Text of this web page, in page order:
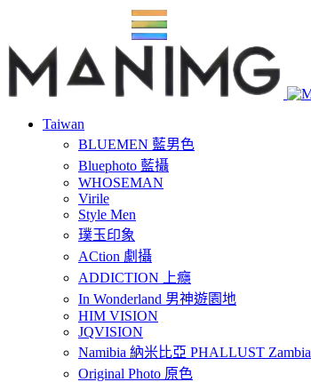
Taiwan
BLUEMEN 藍男色
Bluephoto 藍攝
WHOSEMAN
Virile
Style Men
璞玉印象
ACtion 劇攝
ADDICTION 上癮
In Wonderland 男神遊園地
HIM VISION
JQVISION
Namibia 納米比亞 PHALLUST Zambia
Original Photo 原色